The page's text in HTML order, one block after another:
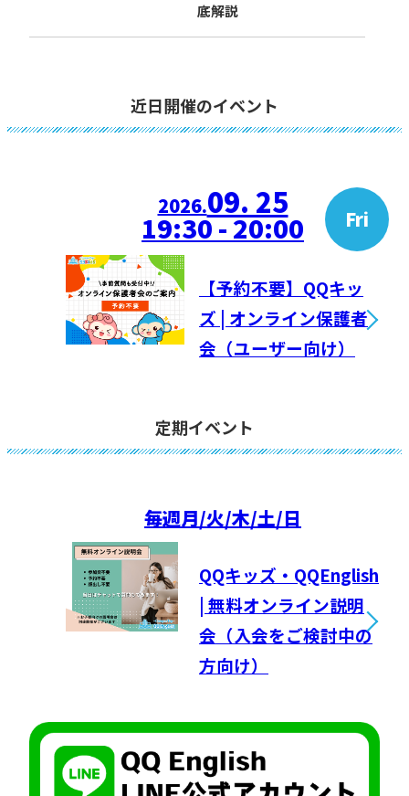
底解説
近日開催のイベント
2026.09. 25 Fri
19:30 - 20:00
【予約不要】QQキッ
ズ | オンライン保護者
会（ユーザー向け）
定期イベント
毎週月/火/木/土/日
QQキッズ・QQEnglish
| 無料オンライン説明
会（入会をご検討中の
方向け）